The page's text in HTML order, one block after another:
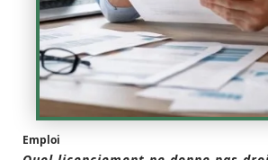
Emploi